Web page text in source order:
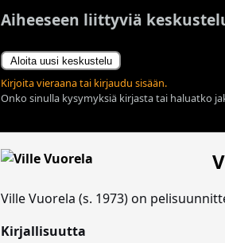
Aiheeseen liittyviä
Aloita uusi keskustelu
Kirjoita vieraana tai kirjaudu sisään.
Onko sinulla kysymyksiä kirjasta tai haluatko
Ville Vuorela (s. 1973) on
Kirjallisuutta